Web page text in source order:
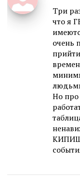
Три
что я
очень
Но про